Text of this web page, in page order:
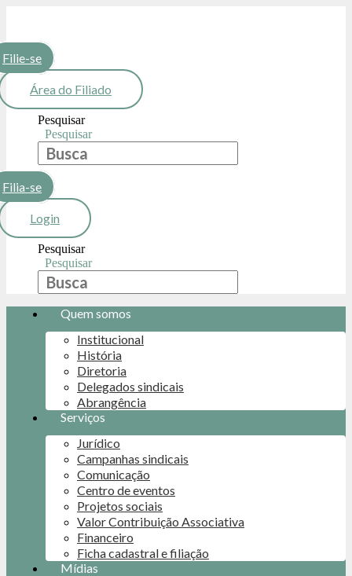
o
conteúdo
Filie-se
Área do Filiado
Pesquisar
Pesquisar
Filia-se
Login
Pesquisar
Pesquisar
Quem somos
Institucional
História
Diretoria
Delegados sindicais
Abrangência
Serviços
Jurídico
Campanhas sindicais
Comunicação
Centro de eventos
Projetos sociais
Valor Contribuição Associativa
Financeiro
Ficha cadastral e filiação
Mídias